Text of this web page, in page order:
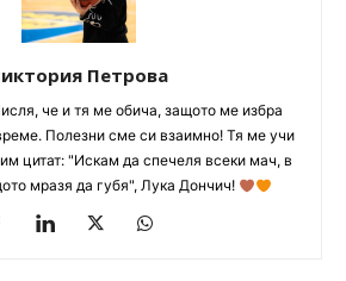
Петрова
че и тя ме обича, защото ме избра
Полезни сме си взаимно! Тя ме учи
цитат: "Искам да спечеля всеки мач, в
мразя да губя", Лука Дончич!